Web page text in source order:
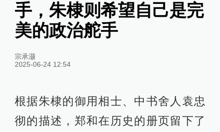
手，朱棣则希望自己是完
美的政治舵手
宗承灏
2025-06-24 12:54
根据朱棣的御用相士、中书舍人袁忠
彻的描述，郑和在历史的册页留下了